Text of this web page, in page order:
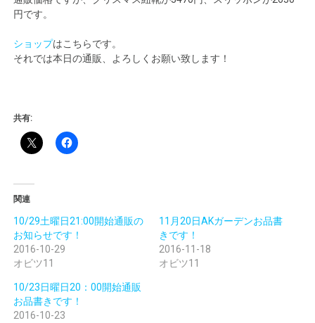
円です。
ショップはこちらです。
それでは本日の通販、よろしくお願い致します！
共有:
関連
10/29土曜日21:00開始通販の
お知らせです！
2016-10-29
オビツ11
11月20日AKガーデンお品書
きです！
2016-11-18
オビツ11
10/23日曜日20：00開始通販
お品書きです！
2016-10-23